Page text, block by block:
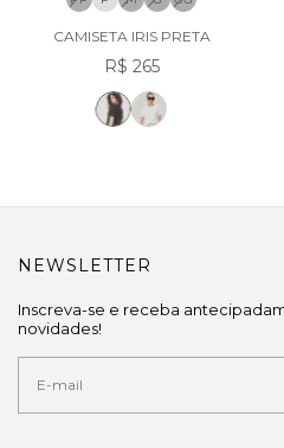
CAMISETA IRIS PRETA
R$ 265
NEWSLETTER
Inscreva-se e receba
novidades!